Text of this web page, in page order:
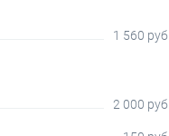
1 560 руб.
2 000 руб.